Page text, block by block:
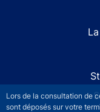
Lors de la consultation de
sont déposés sur votre